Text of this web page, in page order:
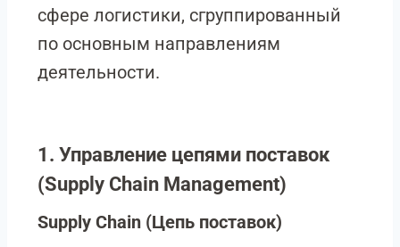
сфере логистики, сгруппированный
по основным направлениям
деятельности.
1. Управление цепями поставок
(Supply Chain Management)
Supply Chain (Цепь поставок)